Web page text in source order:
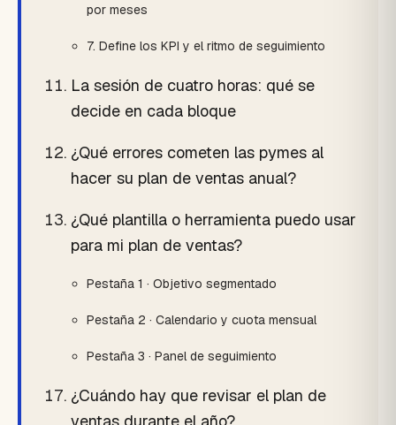
por meses
7. Define los KPI y el ritmo de seguimiento
La sesión de cuatro horas: qué se
decide en cada bloque
¿Qué errores cometen las pymes al
hacer su plan de ventas anual?
¿Qué plantilla o herramienta puedo usar
para mi plan de ventas?
Pestaña 1 · Objetivo segmentado
Pestaña 2 · Calendario y cuota mensual
Pestaña 3 · Panel de seguimiento
¿Cuándo hay que revisar el plan de